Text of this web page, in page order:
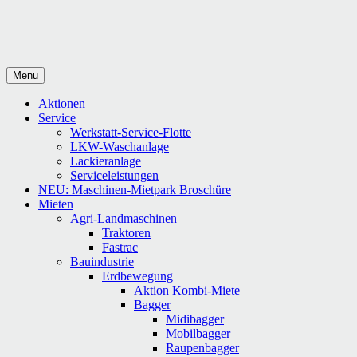
Menu
Aktionen
Service
Werkstatt-Service-Flotte
LKW-Waschanlage
Lackieranlage
Serviceleistungen
NEU: Maschinen-Mietpark Broschüre
Mieten
Agri-Landmaschinen
Traktoren
Fastrac
Bauindustrie
Erdbewegung
Aktion Kombi-Miete
Bagger
Midibagger
Mobilbagger
Raupenbagger